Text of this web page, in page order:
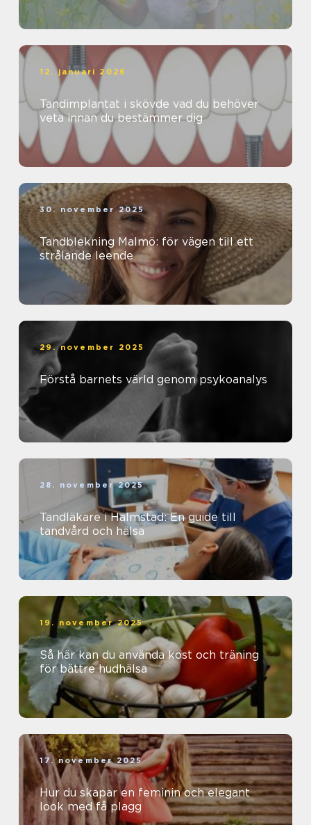
12. januari 2026
Tandimplantat i skövde vad du behöver
veta innan du bestämmer dig
30. november 2025
Tandblekning Malmö: för vägen till ett
strålande leende
29. november 2025
Förstå barnets värld genom psykoanalys
28. november 2025
Tandläkare i Halmstad: En guide till
tandvård och hälsa
19. november 2025
Så här kan du använda kost och träning
för bättre hudhälsa
17. november 2025
Hur du skapar en feminin och elegant
look med få plagg